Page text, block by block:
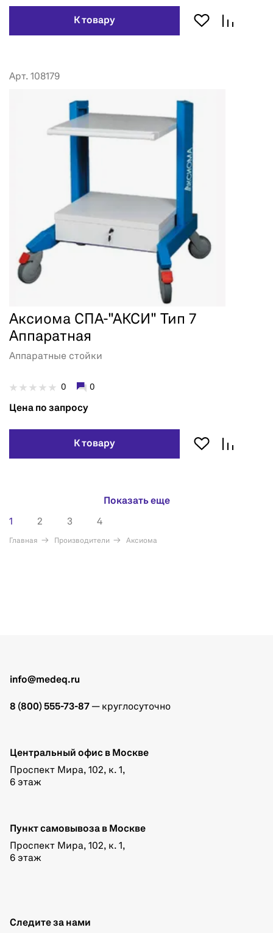
К товару
Арт. 108179
Аксиома СПА-"АКСИ" Тип 7
Аппаратная
Аппаратные стойки
0 0
Цена по запросу
К товару
Показать еще
1 2 3 4
Главная Производители Аксиома
info@medeq.ru
8 (800) 555-73-87 — круглосуточно
Центральный офис в Москве
Проспект Мира, 102, к. 1,
6 этаж
Пункт самовывоза в Москве
Проспект Мира, 102, к. 1,
6 этаж
Следите за нами